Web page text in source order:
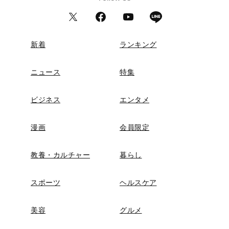
新着 ランキング
ニュース 特集
ビジネス エンタメ
漫画 会員限定
教養・カルチャー 暮らし
スポーツ ヘルスケア
美容 グルメ